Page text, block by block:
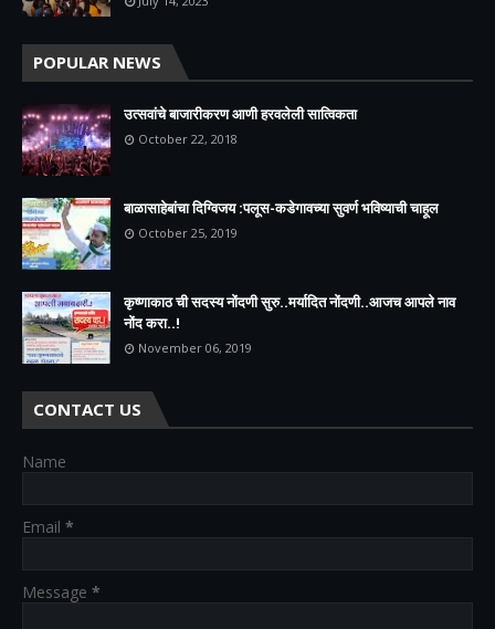
POPULAR NEWS
उत्सवांचे बाजारीकरण आणी हरवलेली सात्विकता
October 22, 2018
बाळासाहेबांचा दिग्विजय :पलूस-कडेगावच्या सुवर्ण भविष्याची चाहूल
October 25, 2019
कृष्णाकाठ ची सदस्य नोंदणी सुरु..मर्यादित नोंदणी..आजच आपले नाव
नोंद करा..!
November 06, 2019
CONTACT US
Name
Email *
Message *